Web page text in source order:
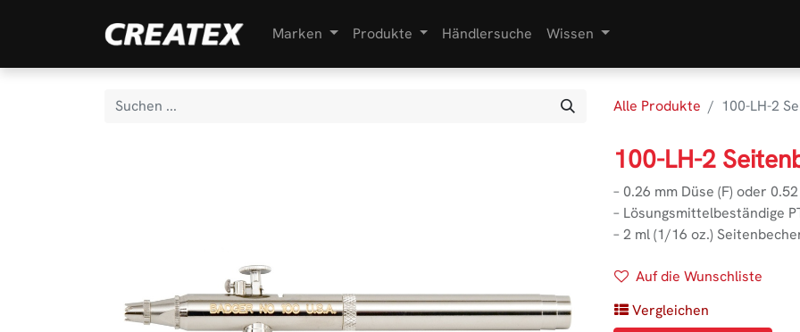
Marken Produkte Händlersuche Wissen
Alle Produkte 100-LH-2
100-LH-2
– 0.26 mm Düse (F) oder
– Lösungsmittelbeständige
– 2 ml (1/16 oz.)
Auf die Wunschliste
Vergleichen